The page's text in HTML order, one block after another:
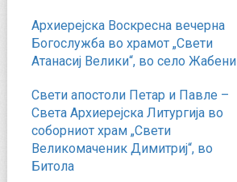
Архиерејска Воскресна вечерна
Богослужба во храмот „Свети
Атанасиј Велики“, во село Жабени
Свети апостоли Петар и Павле –
Света Архиерејска Литургија во
соборниот храм „Свети
Великомаченик Димитриј“, во
Битола